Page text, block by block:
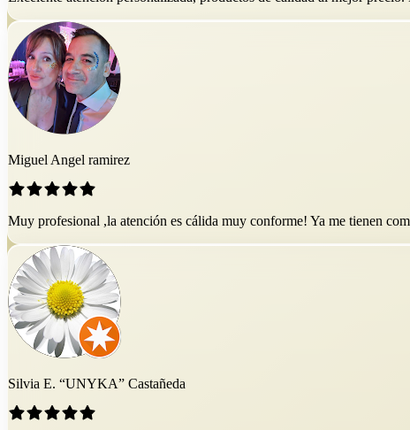
Miguel Angel ramirez
Muy profesional ,la atención es cálida muy conforme! Ya me tienen
Silvia E. “UNYKA” Castañeda